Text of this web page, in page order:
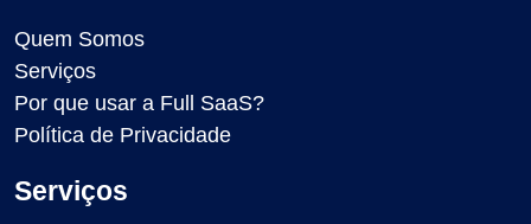
Quem Somos
Serviços
Por que usar a Full SaaS?
Política de Privacidade
Serviços